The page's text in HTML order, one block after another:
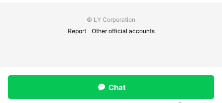
© LY Corporation
Report
Other official accounts
Chat